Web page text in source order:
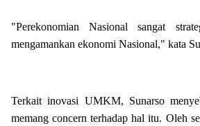
"Perekonomian Nasional sangat
mengamankan ekonomi Nasional," kata
Terkait inovasi UMKM, Sunarso
memang concern terhadap hal itu. Oleh